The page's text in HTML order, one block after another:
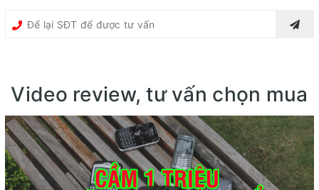
Video review, tư vấn chọn mua